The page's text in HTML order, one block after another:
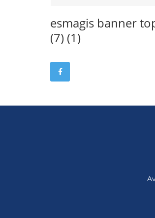
esmagis banner
(7) (1)